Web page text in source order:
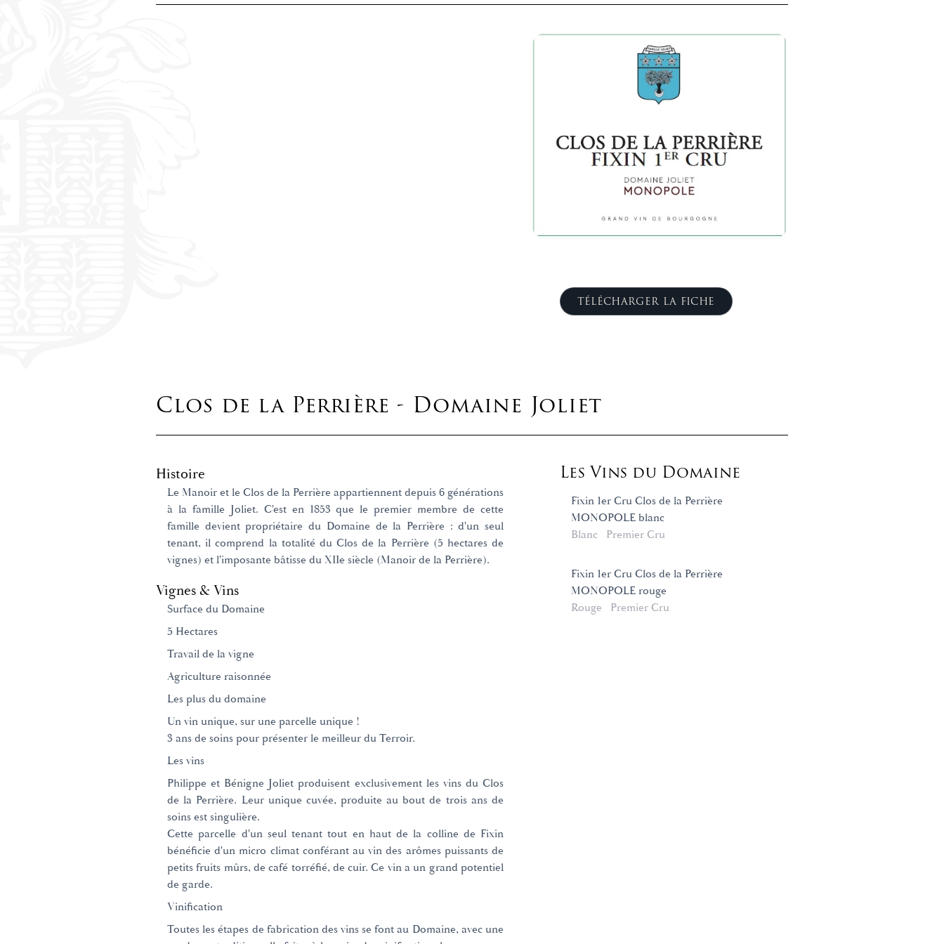
TÉLÉCHARGER LA FICHE
Clos de la Perrière - Domaine Joliet
Histoire
Le Manoir et le Clos de la Perrière appartiennent depuis 6 générations
à la famille Joliet. C'est en 1853 que le premier membre de cette
famille devient propriétaire du Domaine de la Perrière : d'un seul
tenant, il comprend la totalité du Clos de la Perrière (5 hectares de
vignes) et l'imposante bâtisse du XIIe siècle (Manoir de la Perrière).
Vignes & Vins
Surface du Domaine
5 Hectares
Travail de la vigne
Agriculture raisonnée
Les plus du domaine
Un vin unique, sur une parcelle unique !
3 ans de soins pour présenter le meilleur du Terroir.
Les vins
Philippe et Bénigne Joliet produisent exclusivement les vins du Clos
de la Perrière. Leur unique cuvée, produite au bout de trois ans de
soins est singulière.
Cette parcelle d'un seul tenant tout en haut de la colline de Fixin
bénéficie d'un micro climat conférant au vin des arômes puissants de
petits fruits mûrs, de café torréfié, de cuir. Ce vin a un grand potentiel
de garde.
Vinification
Toutes les étapes de fabrication des vins se font au Domaine, avec une
Les Vins du Domaine
Fixin 1er Cru Clos de la Perrière
MONOPOLE blanc
Blanc
Premier Cru
Fixin 1er Cru Clos de la Perrière
MONOPOLE rouge
Rouge
Premier Cru